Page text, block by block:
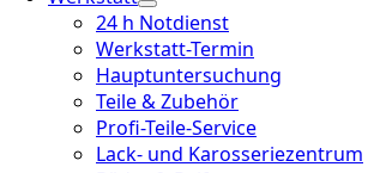
24 h Notdienst
Werkstatt-Termin
Hauptuntersuchung
Teile & Zubehör
Profi-Teile-Service
Lack- und Karosseriezentrum